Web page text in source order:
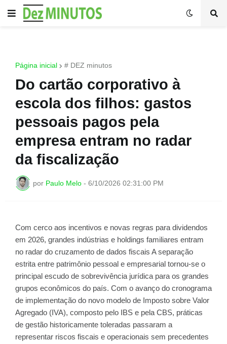
Página inicial # DEZ minutos
Do cartão corporativo à
escola dos filhos: gastos
pessoais pagos pela
empresa entram no radar
da fiscalização
por Paulo Melo - 6/10/2026 02:31:00 PM
Com cerco aos incentivos e novas regras para dividendos
em 2026, grandes indústrias e holdings familiares entram
no radar do cruzamento de dados fiscais A separação
estrita entre patrimônio pessoal e empresarial tornou-se o
principal escudo de sobrevivência jurídica para os grandes
grupos econômicos do país. Com o avanço do cronograma
de implementação do novo modelo de Imposto sobre Valor
Agregado (IVA), composto pelo IBS e pela CBS, práticas
de gestão historicamente toleradas passaram a
representar riscos fiscais e operacionais sem precedentes